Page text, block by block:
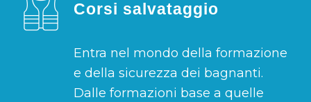
Corsi salvataggio
Entra nel mondo della formazione
e della sicurezza dei bagnanti.
Dalle formazioni base a quelle